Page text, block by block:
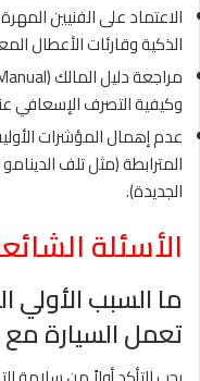
الاعتماد على الفنيين
الذكية وقارئات الأعطال
وكيفية التصرف الإسعافي
عدم إهمال المؤشرات
المترابطة (مثل تلف
الجديدة).
الأسئلة
ما السبب الأولي
تعمل السيارة